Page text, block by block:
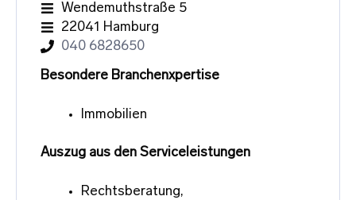
Wendemuthstraße 5
22041 Hamburg
040 6828650
Besondere Branchenxpertise
Immobilien
Auszug aus den Serviceleistungen
Rechtsberatung,